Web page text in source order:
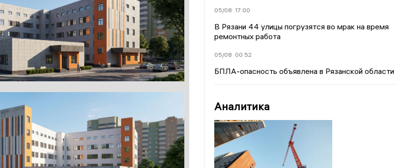
05/08 17:00
В Рязани 44 улицы погрузятся во мрак на время
ремонтных работа
05/08 00:52
БПЛА-опасность объявлена в Рязанской области
Аналитика